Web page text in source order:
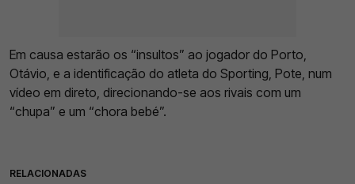
Em causa estarão os “insultos” ao jogador do Porto,
Otávio, e a identificação do atleta do Sporting, Pote, num
vídeo em direto, direcionando-se aos rivais com um
“chupa” e um “chora bebé”.
RELACIONADAS